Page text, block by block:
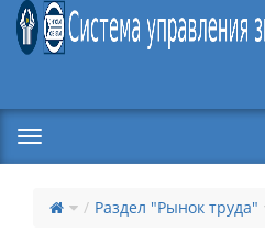
Раздел "Рынок труда"